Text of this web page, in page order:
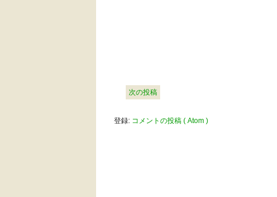
次の投稿
登録: コメントの投稿 ( Atom )